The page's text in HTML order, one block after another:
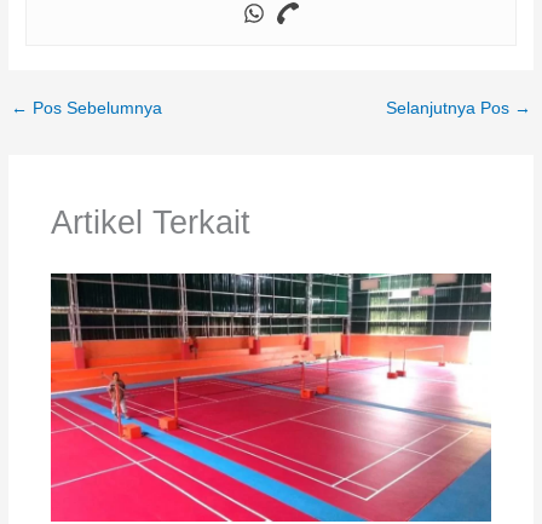
← Pos Sebelumnya Selanjutnya Pos →
Artikel Terkait